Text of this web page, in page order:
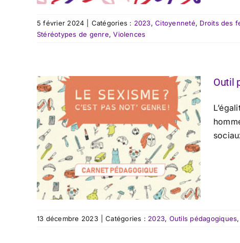
5 février 2024 Catégories : 2023,Citoyenneté, Droits des
Stéréotypes de genre,Violences
Outil
13 décembre 2023 Catégories : 2023, Outils pédagogiques,